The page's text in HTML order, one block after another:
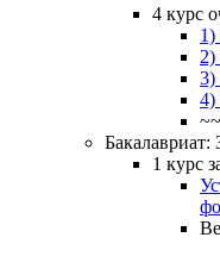
4 курс
1)
2)
3)
4)
1 курс